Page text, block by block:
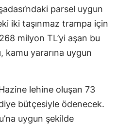
parsel uygun
iki taşınmaz trampa için
milyon TL’yi aşan bu
kamu yararına uygun
lehine oluşan 73
bütçesiyle ödenecek.
uygun şekilde